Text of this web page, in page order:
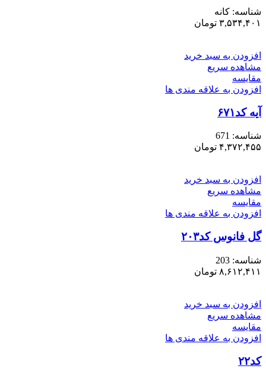
شناسه: کانه
۳,۵۳۴,۴۰۱ تومان
افزودن به سبد خرید
مشاهده سریع
مقایسه
افزودن به علاقه مندی ها
آیه کد۶۷۱
شناسه: 671
۴,۳۷۲,۴۵۵ تومان
افزودن به سبد خرید
مشاهده سریع
مقایسه
افزودن به علاقه مندی ها
گل فانوس کد۲۰۳
شناسه: 203
۸,۶۱۲,۴۱۱ تومان
افزودن به سبد خرید
مشاهده سریع
مقایسه
افزودن به علاقه مندی ها
کد۲۲